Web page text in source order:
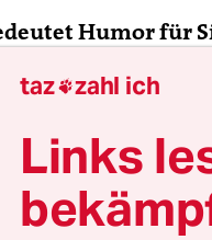
Humor für
und Lachen
aufwache,
taz zahl ich
Links